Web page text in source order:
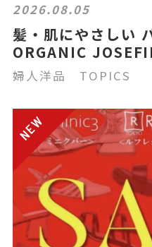
2026.08.05
髪・肌にやさしい
ORGANIC
婦人洋品 TOPICS